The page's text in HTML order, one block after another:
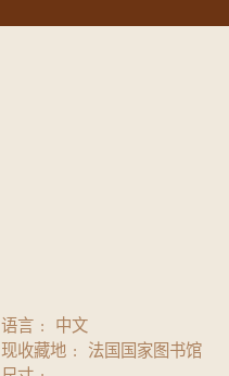
语言
中文
现收藏地
法国国家图书馆